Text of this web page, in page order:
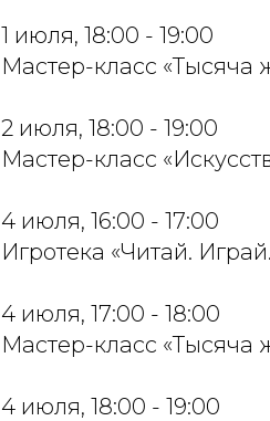
1 июля, 18:00 - 19:00
Мастер-класс «Тысяча
2 июля, 18:00 - 19:00
Мастер-класс
4 июля, 16:00 - 17:00
Игротека «Читай.
4 июля, 17:00 - 18:00
Мастер-класс «Тысяча
4 июля, 18:00 - 19:00